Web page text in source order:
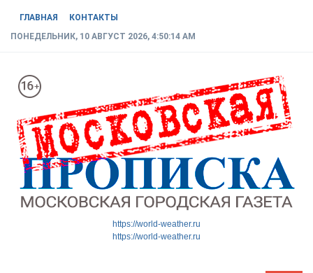
ГЛАВНАЯ
КОНТАКТЫ
ПОНЕДЕЛЬНИК, 10 АВГУСТ 2026, 4:50:15 AM
МОСКОВСКАЯ ГОРОДСКАЯ
https://world-weather.ru
https://world-weather.ru